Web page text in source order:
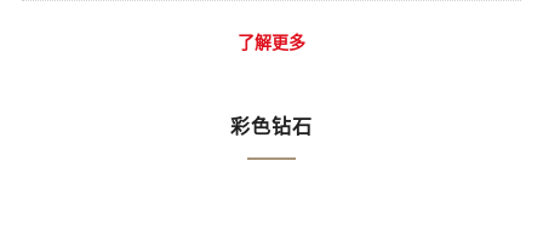
了解更多
彩色钻石